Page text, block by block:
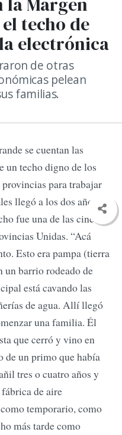
techo de
electrónica
de otras
pelean
familias.
se cuentan las
un techo digno de los
para trabajar
llegó a los dos años
fue una de las cinco
Unidas. “Acá
Esto era pampa (tierra
un barrio rodeado de
está cavando las
de agua. Allí llegó
una familia. Él
que cerró y vino en
de un primo que había
tres o cuatro años y
de aire
temporario, como
más tarde como